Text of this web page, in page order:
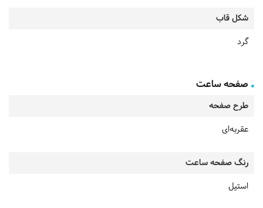
شکل قاب
گرد
صفحه ساعت
طرح صفحه
عقربه‌ای
رنگ صفحه ساعت
استیل